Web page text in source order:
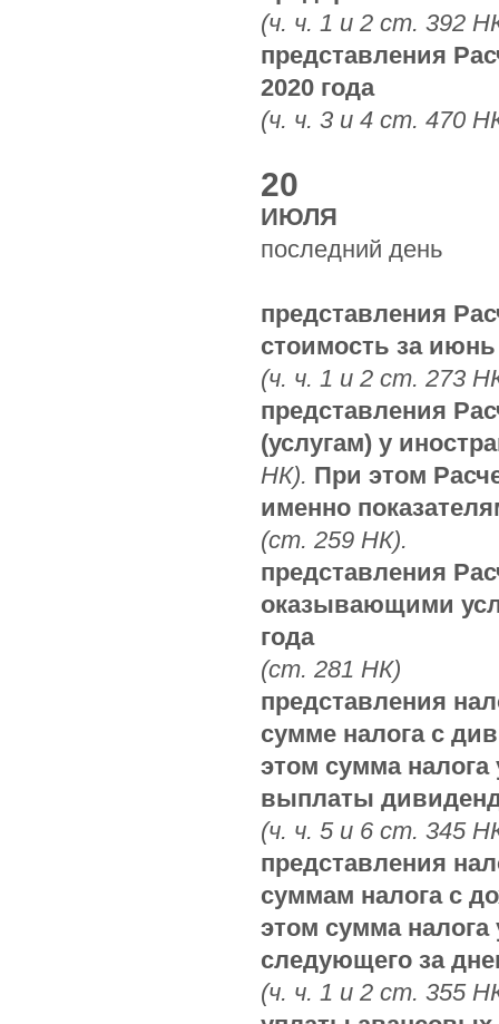
(ч. ч. 1 и 2 ст. 392
представления
2020 года
(ч. ч. 3 и 4 ст. 470
20
ИЮЛЯ
последний день
представления
стоимость за июнь
(ч. ч. 1 и 2 ст. 273
представления
(услугам) у
НК). При этом
именно
(ст. 259 НК).
представления
оказывающими
года
(ст. 281 НК)
представления
сумме налога с
этом сумма
выплаты
(ч. ч. 5 и 6 ст. 345
представления
суммам налога с
этом сумма
следующего за
(ч. ч. 1 и 2 ст. 355